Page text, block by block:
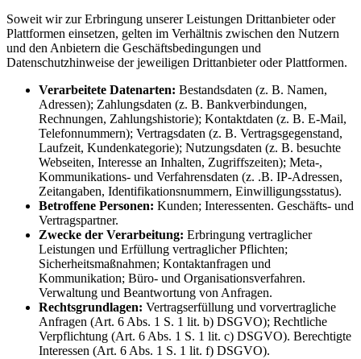
Soweit wir zur Erbringung unserer Leistungen Drittanbieter oder
Plattformen einsetzen, gelten im Verhältnis zwischen den Nutzern
und den Anbietern die Geschäftsbedingungen und
Datenschutzhinweise der jeweiligen Drittanbieter oder Plattformen.
Verarbeitete Datenarten: Bestandsdaten (z. B. Namen,
Adressen); Zahlungsdaten (z. B. Bankverbindungen,
Rechnungen, Zahlungshistorie); Kontaktdaten (z. B. E-Mail,
Telefonnummern); Vertragsdaten (z. B. Vertragsgegenstand,
Laufzeit, Kundenkategorie); Nutzungsdaten (z. B. besuchte
Webseiten, Interesse an Inhalten, Zugriffszeiten); Meta-,
Kommunikations- und Verfahrensdaten (z. .B. IP-Adressen,
Zeitangaben, Identifikationsnummern, Einwilligungsstatus).
Betroffene Personen: Kunden; Interessenten. Geschäfts- und
Vertragspartner.
Zwecke der Verarbeitung: Erbringung vertraglicher
Leistungen und Erfüllung vertraglicher Pflichten;
Sicherheitsmaßnahmen; Kontaktanfragen und
Kommunikation; Büro- und Organisationsverfahren.
Verwaltung und Beantwortung von Anfragen.
Rechtsgrundlagen: Vertragserfüllung und vorvertragliche
Anfragen (Art. 6 Abs. 1 S. 1 lit. b) DSGVO); Rechtliche
Verpflichtung (Art. 6 Abs. 1 S. 1 lit. c) DSGVO). Berechtigte
Interessen (Art. 6 Abs. 1 S. 1 lit. f) DSGVO).